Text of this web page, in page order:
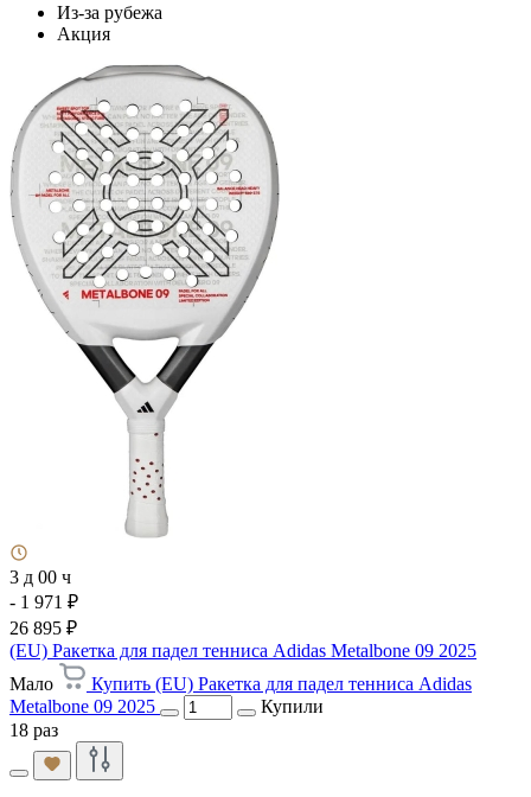
Из-за рубежа
Акция
3 д 00 ч
- 1 971 ₽
26 895 ₽
(EU) Ракетка для падел тенниса Adidas Metalbone 09 2025
Мало
Купить (EU) Ракетка для падел тенниса Adidas
Metalbone 09 2025
Купили
18 раз